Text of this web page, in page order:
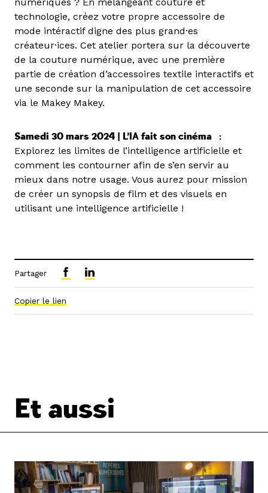
technologie, créez votre propre accessoire de
mode intéractif digne des plus grand·es
créateur·ices. Cet atelier portera sur la découverte
de la couture numérique, avec une première
partie de création d’accessoires textile interactifs et
une seconde sur la manipulation de cet accessoire
via le Makey Makey.
Samedi 30 mars 2024 | L’IA fait son cinéma :
Explorez les limites de l’intelligence artificielle et
comment les contourner afin de s’en servir au
mieux dans notre usage. Vous aurez pour mission
de créer un synopsis de film et des visuels en
utilisant une intelligence artificielle !
Partager
Copier le lien
Et aussi